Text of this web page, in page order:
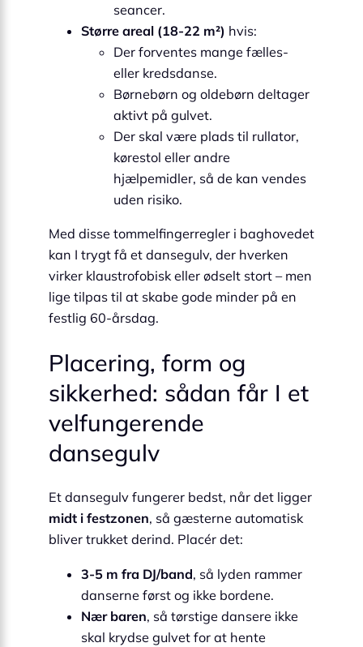
seancer.
Større areal (18-22 m²) hvis:
Der forventes mange fælles-
eller kredsdanse.
Børnebørn og oldebørn deltager
aktivt på gulvet.
Der skal være plads til rullator,
kørestol eller andre
hjælpemidler, så de kan vendes
uden risiko.
Med disse tommelfingerregler i baghovedet
kan I trygt få et dansegulv, der hverken
virker klaustrofobisk eller ødselt stort – men
lige tilpas til at skabe gode minder på en
festlig 60-årsdag.
Placering, form og
sikkerhed: sådan får I et
velfungerende
dansegulv
Et dansegulv fungerer bedst, når det ligger
midt i festzonen, så gæsterne automatisk
bliver trukket derind. Placér det:
3-5 m fra DJ/band, så lyden rammer
danserne først og ikke bordene.
Nær baren, så tørstige dansere ikke
skal krydse gulvet for at hente